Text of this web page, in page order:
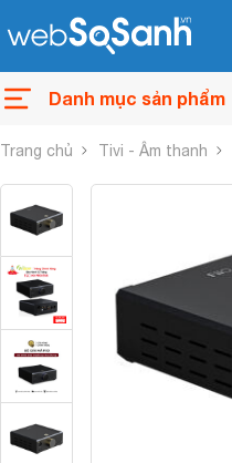
Danh mục sản phẩm
Trang chủ Tivi - Âm thanh